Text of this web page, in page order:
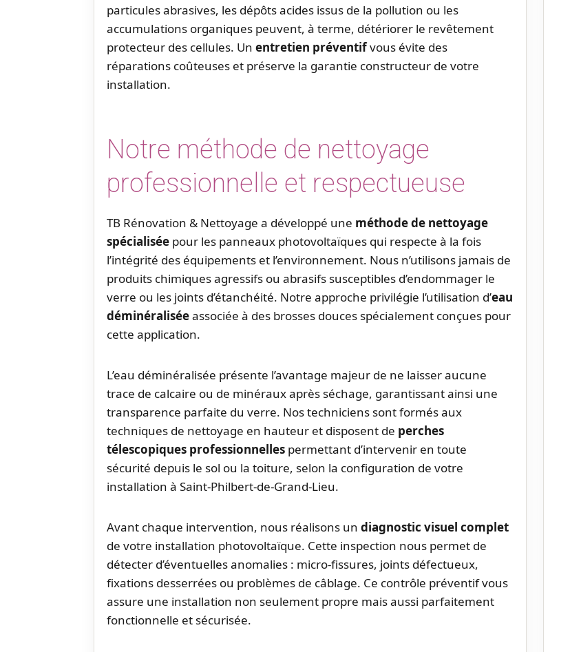
particules abrasives, les dépôts acides issus de la pollution ou les
accumulations organiques peuvent, à terme, détériorer le revêtement
protecteur des cellules. Un entretien préventifvous évite des
réparations coûteuses et préserve la garantie constructeur de votre
installation.
Notre méthode de nettoyage
professionnelle et respectueuse
TB Rénovation & Nettoyage a développé une méthode de nettoyage
spécialisée pour les panneaux photovoltaïques qui respecte à la fois
l’intégrité des équipements et l’environnement. Nous n’utilisons jamais de
produits chimiques agressifs ou abrasifs susceptibles d’endommager le
verre ou les joints d’étanchéité. Notre approche privilégie l’utilisation d’eau
déminéraliséeassociée à des brosses douces spécialement conçues pour
cette application.
L’eau déminéralisée présente l’avantage majeur de ne laisser aucune
trace de calcaire ou de minéraux après séchage, garantissant ainsi une
transparence parfaite du verre. Nos techniciens sont formés aux
techniques de nettoyage en hauteur et disposent de perches
télescopiques professionnelles permettant d’intervenir en toute
sécurité depuis le sol ou la toiture, selon la configuration de votre
installation à Saint-Philbert-de-Grand-Lieu.
Avant chaque intervention, nous réalisons un diagnostic visuel complet
de votre installation photovoltaïque. Cette inspection nous permet de
détecter d’éventuelles anomalies : micro-fissures, joints défectueux,
fixations desserrées ou problèmes de câblage. Ce contrôle préventif vous
assure une installation non seulement propre mais aussi parfaitement
fonctionnelle et sécurisée.